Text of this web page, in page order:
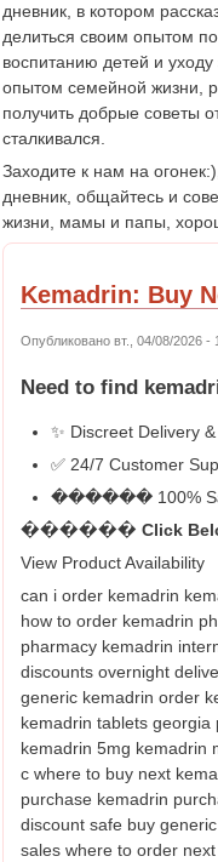
дневник, в котором
делиться своим опытом
воспитанию детей и
опытом семейной жизни,
получить добрые советы
сталкивался.
Заходите к нам на
дневник, общайтесь и
жизни, мамы и папы,
Kemadrin: Buy
Опубликовано вт., 04/08/2026 -
Need to find
✨ Discreet Delivery
✅ 24/7 Customer
������ 100%
������ Click Below
View Product Availability
can i order kemadrin
how to order kemadrin
pharmacy kemadrin
discounts overnight
generic kemadrin order
kemadrin tablets
kemadrin 5mg kemadrin
c where to buy next
purchase kemadrin
discount safe buy
sales where to order